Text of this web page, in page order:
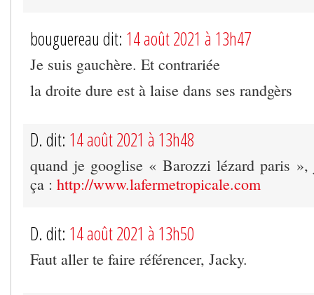
bouguereau dit: 14 août 2021 à 13h47
Je suis gauchère. Et contrariée
la droite dure est à laise dans ses randgèrs
D. dit: 14 août 2021 à 13h48
quand je googlise « Barozzi lézard paris »,
ça : http://www.lafermetropicale.com
D. dit: 14 août 2021 à 13h50
Faut aller te faire référencer, Jacky.